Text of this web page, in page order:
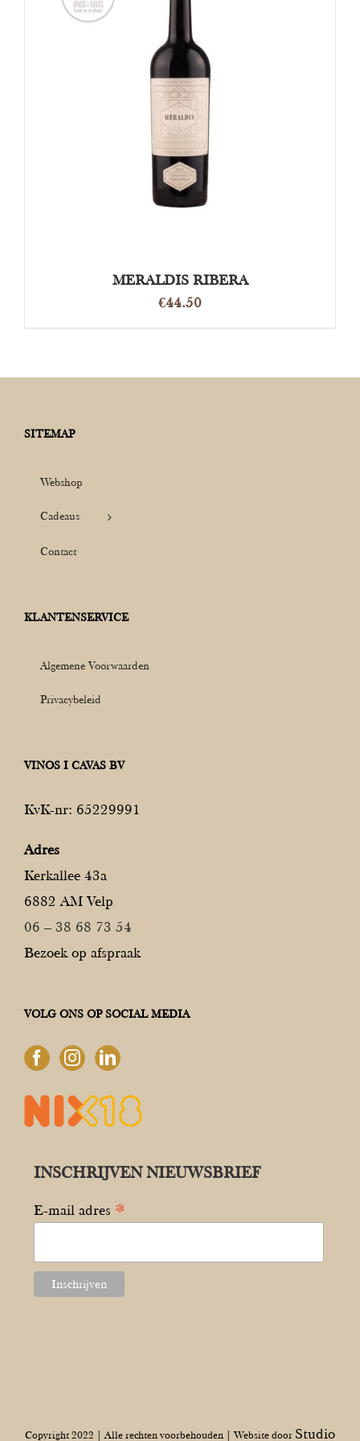
OPTIES SELECTEREN /
MERALDIS RIBERA
€44.50
SITEMAP
Webshop
Cadeaus
Contact
KLANTENSERVICE
Algemene Voorwaarden
Privacybeleid
VINOS I CAVAS BV
KvK-nr: 65229991
Adres
Kerkallee 43a
6882 AM Velp
06 – 38 68 73 54
Bezoek op afspraak
VOLG ONS OP SOCIAL MEDIA
INSCHRIJVEN NIEUWSBRIEF
E-mail adres *
Copyright 2022 | Alle rechten voorbehouden | Website door Studio